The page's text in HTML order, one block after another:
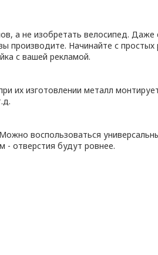
а не изобретать велосипед.
Начинайте с
с вашей рекламой.
их изготовлении металл
воспользоваться
- отверстия будут ровнее.